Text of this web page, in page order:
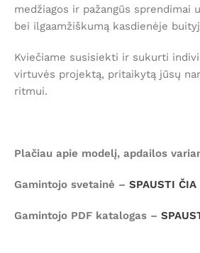
medžiagos ir pažangūs sprendimai
bei ilgaamžiškumą kasdienėje
Kviečiame susisiekti ir sukurti
virtuvės projektą, pritaikytą jūsų
ritmui.
Plačiau apie modelį, apdailos
Gamintojo svetainė – SPAUSTI ČIA
Gamintojo PDF katalogas –